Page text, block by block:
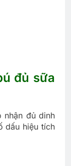
đủ sữa
nhận đủ dinh
dấu hiệu tích